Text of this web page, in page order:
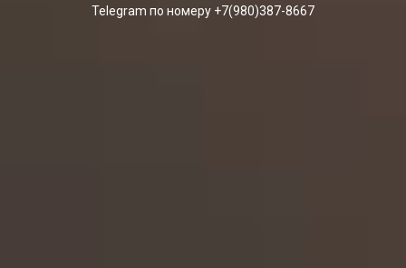
Telegram по номеру +7(980)387-8667